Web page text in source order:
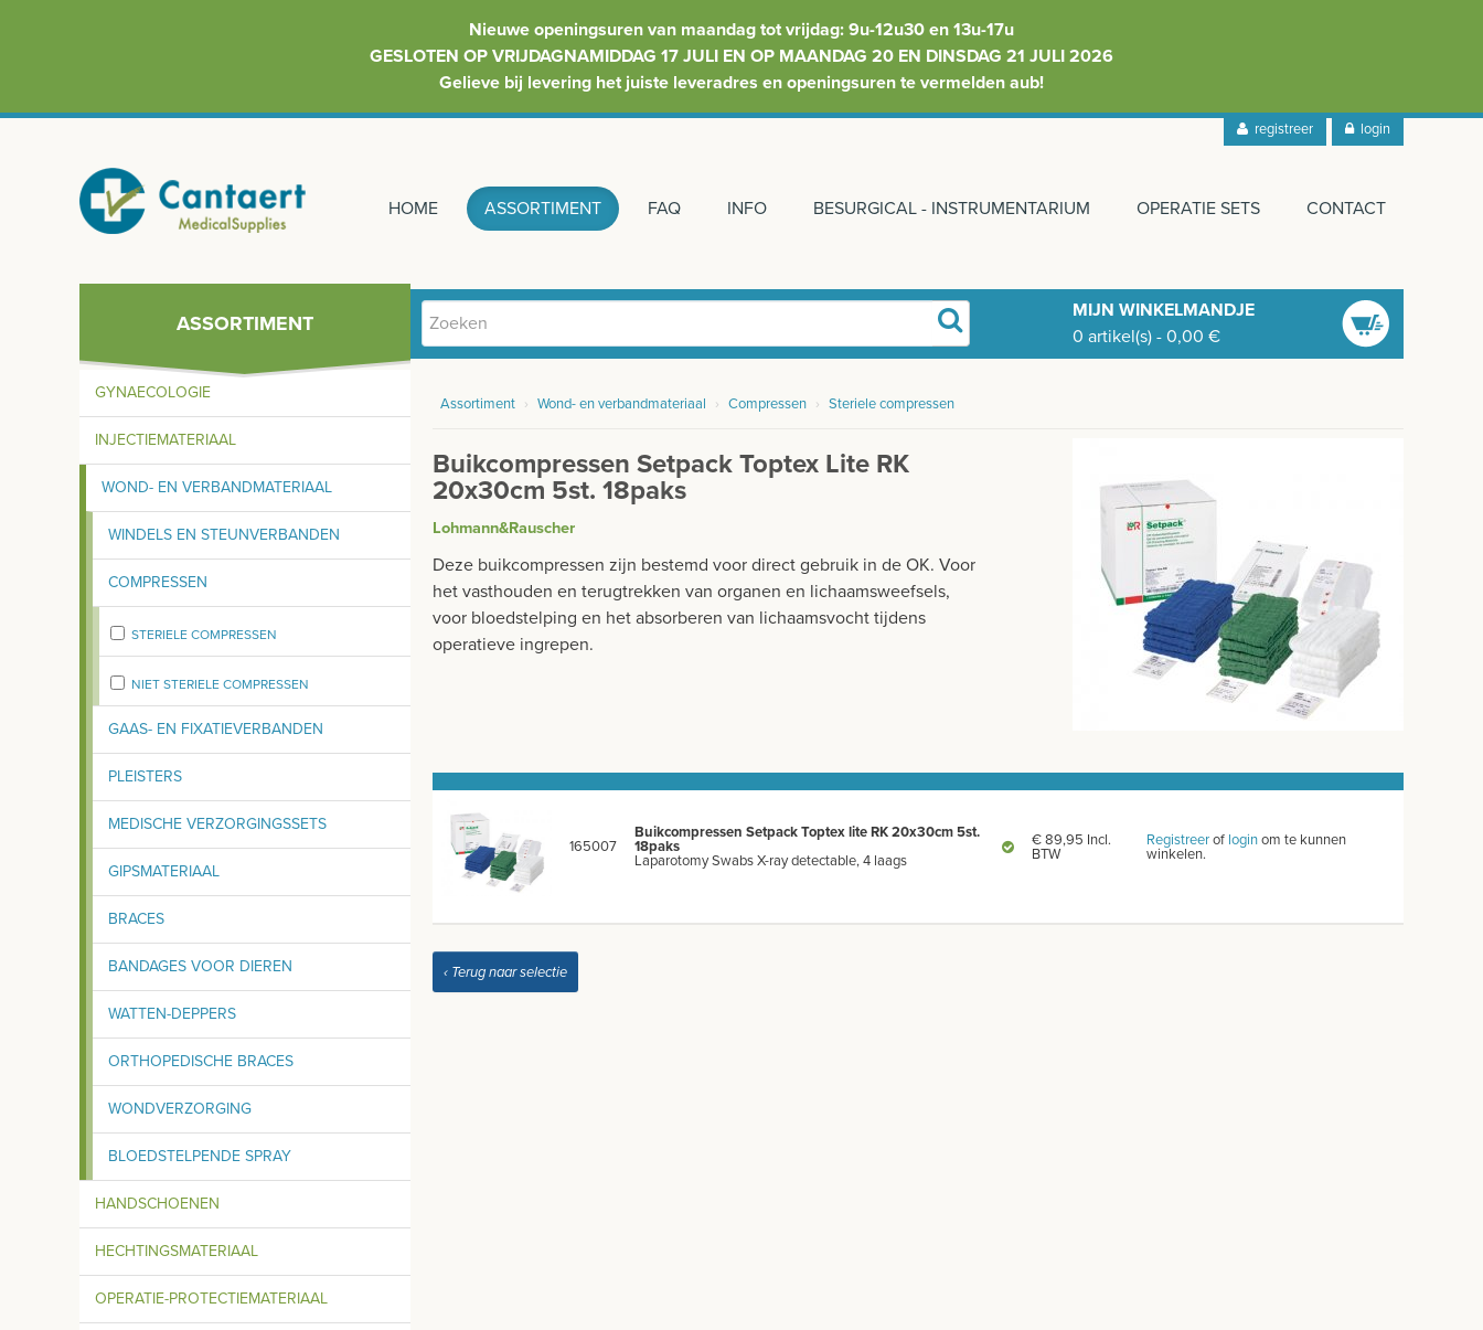
Nieuwe openingsuren van maandag tot vrijdag: 9u-12u30 en 13u-17u
GESLOTEN OP VRIJDAGNAMIDDAG 17 JULI EN OP MAANDAG 20 EN DINSDAG 21 JULI 2026
Gelieve bij levering het juiste leveradres en openingsuren te vermelden aub!
registreer login
HOME ASSORTIMENT FAQ INFO BESURGICAL - INSTRUMENTARIUM OPERATIE SETS CONTACT
ASSORTIMENT
MIJN WINKELMANDJE
0 artikel(s) - 0,00 €
GYNAECOLOGIE
INJECTIEMATERIAAL
WOND- EN VERBANDMATERIAAL
WINDELS EN STEUNVERBANDEN
COMPRESSEN
STERIELE COMPRESSEN
NIET STERIELE COMPRESSEN
GAAS- EN FIXATIEVERBANDEN
PLEISTERS
MEDISCHE VERZORGINGSSETS
GIPSMATERIAAL
BRACES
BANDAGES VOOR DIEREN
WATTEN-DEPPERS
ORTHOPEDISCHE BRACES
WONDVERZORGING
BLOEDSTELPENDE SPRAY
HANDSCHOENEN
HECHTINGSMATERIAAL
OPERATIE-PROTECTIEMATERIAAL
Assortiment › Wond- en verbandmateriaal › Compressen › Steriele compressen
Buikcompressen Setpack Toptex Lite RK
20x30cm 5st. 18paks
Lohmann&Rauscher
Deze buikcompressen zijn bestemd voor direct gebruik in de OK. Voor
het vasthouden en terugtrekken van organen en lichaamsweefsels,
voor bloedstelping en het absorberen van lichaamsvocht tijdens
operatieve ingrepen.
165007
Buikcompressen Setpack Toptex lite RK 20x30cm 5st.
18paks
Laparotomy Swabs X-ray detectable, 4 laags
€ 89,95 Incl.
BTW
Registreerof loginom te kunnen
winkelen.
‹ Terug naar selectie